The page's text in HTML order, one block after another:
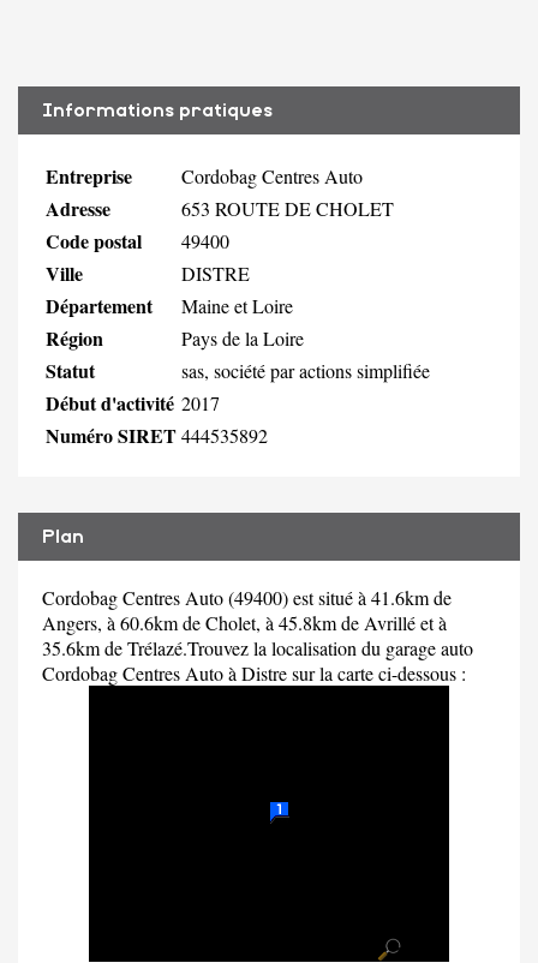
Informations pratiques
Entreprise Cordobag Centres Auto
Adresse 653 ROUTE DE CHOLET
Code postal 49400
Ville DISTRE
Département Maine et Loire
Région Pays de la Loire
Statut sas, société par actions simplifiée
Début d'activité 2017
Numéro SIRET444535892
Plan
Cordobag Centres Auto (49400) est situé à 41.6km de
Angers, à 60.6km de Cholet, à 45.8km de Avrillé et à
35.6km de Trélazé.Trouvez la localisation du garage auto
Cordobag Centres Auto à Distre sur la carte ci-dessous :